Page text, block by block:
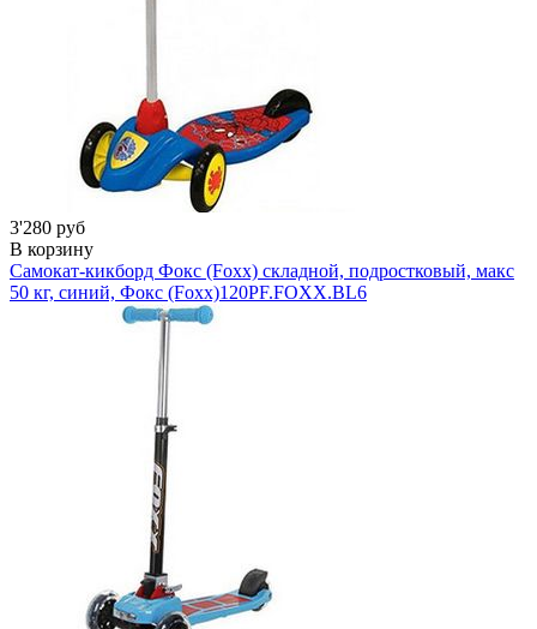
3'280 руб
В корзину
Самокат-кикборд Фокс (Foxx) складной, подростковый, макс
50 кг, синий, Фокс (Foxx)120PF.FOXX.BL6